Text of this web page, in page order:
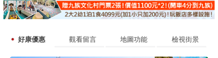
好康優惠 觀看留言 地圖功能 檢視街景